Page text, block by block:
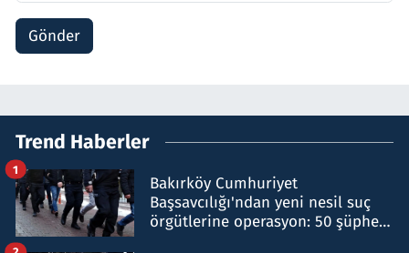
Gönder
Trend Haberler
Bakırköy Cumhuriyet
Başsavcılığı'ndan yeni nesil suç
örgütlerine operasyon: 50 şüpheli
1